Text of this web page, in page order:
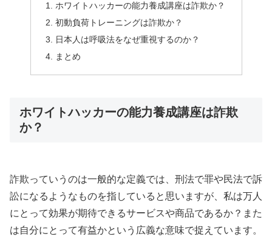
ホワイトハッカーの能力養成講座は詐欺か？
初動負荷トレーニングは詐欺か？
日本人は呼吸法をなぜ重視するのか？
まとめ
ホワイトハッカーの能力養成講座は詐欺
か？
詐欺っていうのは一般的な定義では、刑法で罪や民法で訴
訟になるようなものを指していると思いますが、私は万人
にとって効果が期待できるサービスや商品であるか？また
は自分にとって有益かという広義な意味で捉えています。